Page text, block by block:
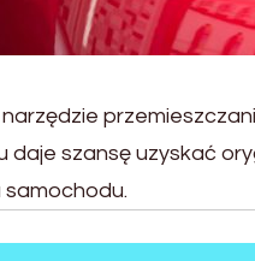
daje szansę uzyskać